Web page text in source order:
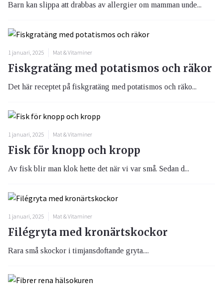
Barn kan slippa att drabbas av allergier om mamman unde...
1 januari, 2025 Mat & Vitaminer
Fiskgratäng med potatismos och räkor
Det här receptet på fiskgratäng med potatismos och räko...
1 januari, 2025 Mat & Vitaminer
Fisk för knopp och kropp
Av fisk blir man klok hette det när vi var små. Sedan d...
1 januari, 2025 Mat & Vitaminer
Filégryta med kronärtskockor
Rara små skockor i timjansdoftande gryta....